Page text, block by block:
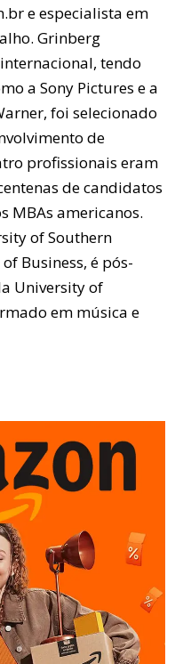
e especialista em
Grinberg
tendo
a Sony Pictures e a
foi selecionado
de
profissionais eram
de candidatos
MBAs americanos.
of Southern
Business, é pós-
University of
em música e